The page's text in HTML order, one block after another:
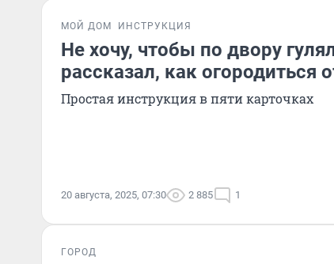
МОЙ ДОМ ИНСТРУКЦИЯ
Не хочу, чтобы по двору
рассказал, как огородиться
Простая инструкция в пяти карточках
20 августа, 2025, 07:30 2 885 1
ГОРОД